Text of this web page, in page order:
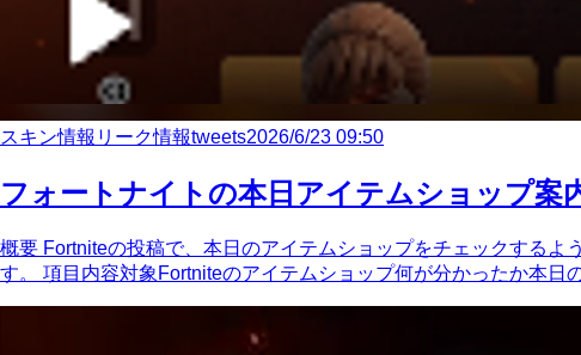
スキン情報 リーク情報tweets2026/6/23 09:50
フォートナイトの本日アイテムショップ案
概要 Fortniteの投稿で、本日のアイテムショップをチェックする
す。 項目内容対象Fortniteのアイテムショップ何が分かったか本日